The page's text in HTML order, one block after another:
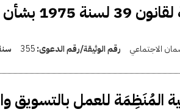
الاجتماعي رقم الوثيقة/رقم الدعوى:355
المُنَظِمَة للعمل بالتسويق